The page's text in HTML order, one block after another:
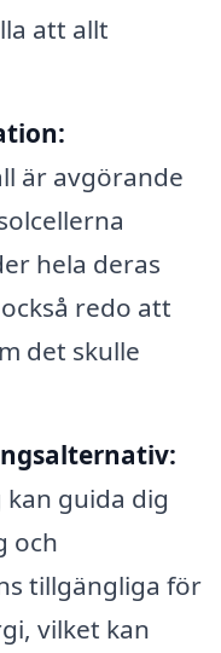
att allt
är avgörande
hela deras
redo att
det skulle
guida dig
och
tillgängliga för
vilket kan